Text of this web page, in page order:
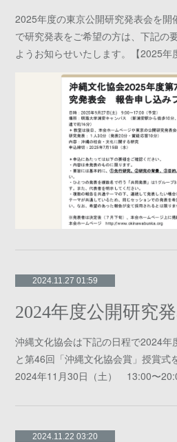
2025年度の東京公開研究発表会を開
で研究発表をご希望の方は、下記の
ようお知らせいたします。【2025
2024.11.27 01:59
沖縄文化協会は下記の日程で2024年
と第46回「沖縄文化協会賞」授賞式
2024年11月30日（土） 13:00〜
2024.11.22 03:20